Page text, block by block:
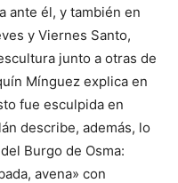
ante él, y también en
y Viernes Santo,
junto a otras de
Mínguez explica en
fue esculpida en
describe, además, lo
Burgo de Osma:
avena» con